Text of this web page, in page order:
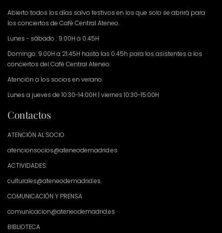
Abierto todos los días salvo festivos en los que solo se abrirá para
los conciertos de Café Central Ateneo.
Lunes - sábado : 9.00H a 0.45H
Domingo: 9.00H a 21.45H hasta las 0.45h para los asistentes a los
conciertos del Café Central Ateneo.
Atención a los socios en verano:
Lunes a jueves de 10:30-14:00H | viernes 10:30-15:00H
Contactos
ATENCIÓN AL SOCIO
atencionsocios@ateneodemadrid.es
ACTIVIDADES:
culturales@ateneodemadrid.es
COMUNICACIÓN Y PRENSA
comunicacion@ateneodemadrid.es
BIBLIOTECA